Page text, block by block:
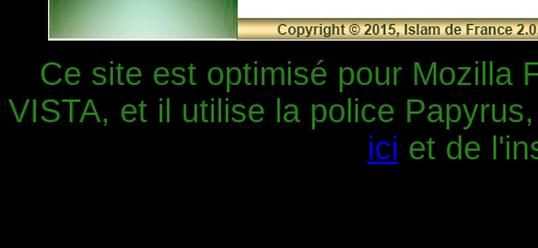
Ce site est optimisé pour Mozilla
VISTA, et il utilise la police
ici et de